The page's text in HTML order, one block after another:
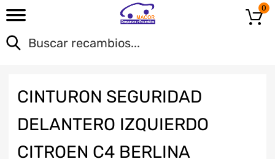
0
CINTURON SEGURIDAD
DELANTERO IZQUIERDO
CITROEN C4 BERLINA